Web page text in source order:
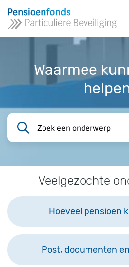
en
naar
inhoud
gaan
Waarmee
Zoek een onderwerp
Veelgezochte
Hoeveel pensioen
Post, documenten